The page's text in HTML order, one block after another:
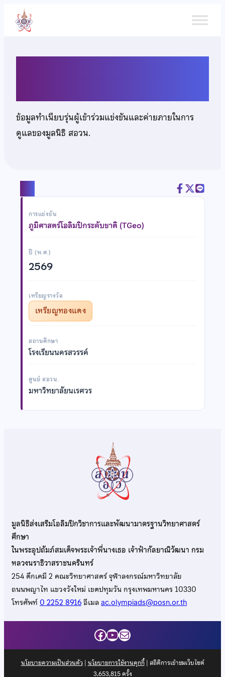
เนื้อหา
ข้อมูลทำเนียบรุ่นผู้เข้าร่วมแข่งขันและค่ายภายในการ
ดูแลของมูลนิธิ สอวน.
การแข่งขัน
ภูมิศาสตร์โอลิมปิกระดับชาติ (TGeo)
ปี (พ.ศ.)
2569
เหรียญรางวัล
เหรียญทองแดง
สถานศึกษา
โรงเรียนนครสวรรค์
ศูนย์ สอวน.
มหาวิทยาลัยนเรศวร
มูลนิธิส่งเสริมโอลิมปิกวิชาการและพัฒนามาตรฐานวิทยาศาสตร์
ศึกษา
ในพระอุปถัมภ์สมเด็จพระเจ้าพี่นางเธอ เจ้าฟ้ากัลยาณิวัฒนา กรม
หลวงนราธิวาสราชนครินทร์
254 ตึกเคมี 2 คณะวิทยาศาสตร์ จุฬาลงกรณ์มหาวิทยาลัย
ถนนพญาไท แขวงวังใหม่ เขตปทุมวัน กรุงเทพมหานคร 10330
โทรศัพท์0 2252 8916อีเมลac.olympiads@posn.or.th
Facebook
YouTube
Mail
นโยบายความเป็นส่วนตัว| นโยบายการใช้งานคุกกี้| สถิติการเข้าชมเว็บไซต์
3,653,815ครั้ง